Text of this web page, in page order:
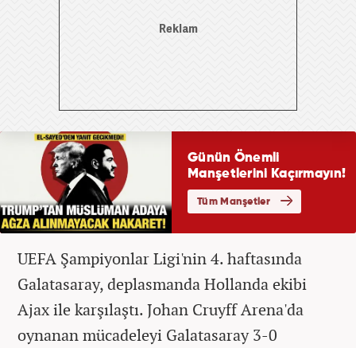
UEFA Şampiyonlar Ligi'nin 4. haftasında
Galatasaray, deplasmanda Hollanda ekibi
Ajax ile karşılaştı. Johan Cruyff Arena'da
oynanan mücadeleyi Galatasaray 3-0